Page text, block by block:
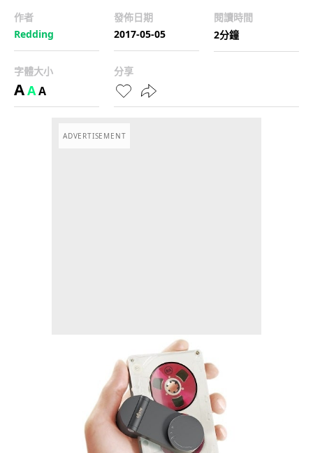
作者
Redding
發佈日期
2017-05-05
閱讀時間
2分鐘
字體大小
AAA
分享
ADVERTISEMENT